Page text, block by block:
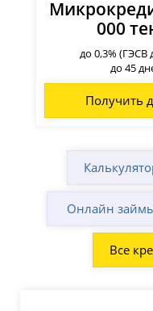
000
до 0,3% (ГЭСВ
до 45
Получить
Онлайн
Все